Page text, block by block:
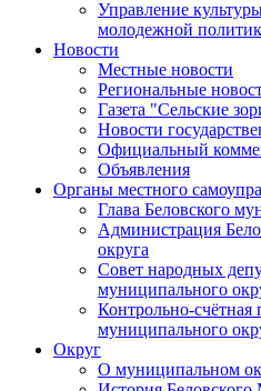
Управление
молодежной
Новости
Местные новости
Региональные
Газета "Сельские
Новости
Официальный
Объявления
Органы местного
Глава Беловского
Администрация
округа
Совет народных
муниципального
Контрольно-счётная
муниципального
Округ
О муниципальном